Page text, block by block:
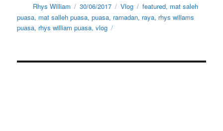
Author
Rhys William
Posted
on
30/06/2017 Categories
Vlog Tags
featured, mat saleh
puasa, mat salleh puasa,puasa, ramadan, raya, rhys willams
puasa, rhys william puasa,vlog